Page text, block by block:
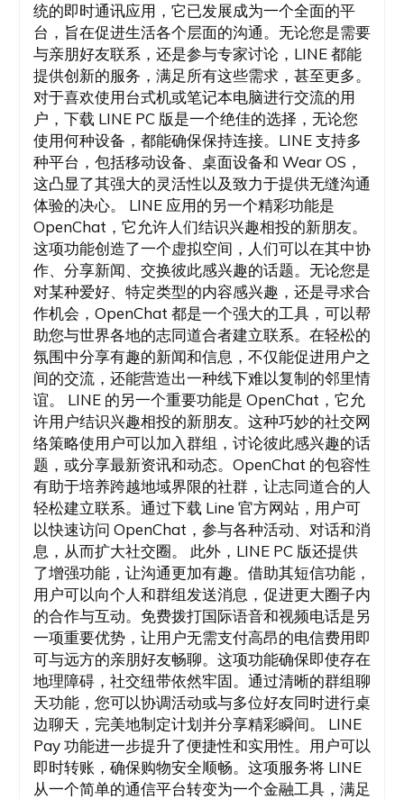
统的即时通讯应用，它已发展成为一个全面的平
台，旨在促进生活各个层面的沟通。无论您是需要
与亲朋好友联系，还是参与专家讨论，LINE 都能
提供创新的服务，满足所有这些需求，甚至更多。
对于喜欢使用台式机或笔记本电脑进行交流的用
户，下载 LINE PC 版是一个绝佳的选择，无论您
使用何种设备，都能确保保持连接。LINE 支持多
种平台，包括移动设备、桌面设备和 Wear OS，
这凸显了其强大的灵活性以及致力于提供无缝沟通
体验的决心。 LINE 应用的另一个精彩功能是
OpenChat，它允许人们结识兴趣相投的新朋友。
这项功能创造了一个虚拟空间，人们可以在其中协
作、分享新闻、交换彼此感兴趣的话题。无论您是
对某种爱好、特定类型的内容感兴趣，还是寻求合
作机会，OpenChat 都是一个强大的工具，可以帮
助您与世界各地的志同道合者建立联系。在轻松的
氛围中分享有趣的新闻和信息，不仅能促进用户之
间的交流，还能营造出一种线下难以复制的邻里情
谊。 LINE 的另一个重要功能是 OpenChat，它允
许用户结识兴趣相投的新朋友。这种巧妙的社交网
络策略使用户可以加入群组，讨论彼此感兴趣的话
题，或分享最新资讯和动态。OpenChat 的包容性
有助于培养跨越地域界限的社群，让志同道合的人
轻松建立联系。通过下载 Line 官方网站，用户可
以快速访问 OpenChat，参与各种活动、对话和消
息，从而扩大社交圈。 此外，LINE PC 版还提供
了增强功能，让沟通更加有趣。借助其短信功能，
用户可以向个人和群组发送消息，促进更大圈子内
的合作与互动。免费拨打国际语音和视频电话是另
一项重要优势，让用户无需支付高昂的电信费用即
可与远方的亲朋好友畅聊。这项功能确保即使存在
地理障碍，社交纽带依然牢固。通过清晰的群组聊
天功能，您可以协调活动或与多位好友同时进行桌
边聊天，完美地制定计划并分享精彩瞬间。 LINE
Pay 功能进一步提升了便捷性和实用性。用户可以
即时转账，确保购物安全顺畅。这项服务将 LINE
从一个简单的通信平台转变为一个金融工具，满足